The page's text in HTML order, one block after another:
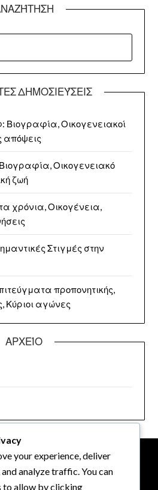
ΔΗΜΟΣΙΕΎΣΕΙΣ
Οικογενειακοί
απόψεις
Οικογενειακό
ζωή
χρόνια, Οικογένεια,
Στιγμές στην
προπονητικής,
Κύριοι αγώνες
ΑΡΧΕΊΟ
your experience, deliver
analyze traffic. You can
to allow by clicking